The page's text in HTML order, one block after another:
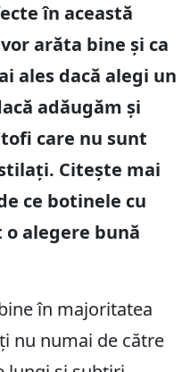
în această
arăta bine și ca
ales dacă alegi un
adăugăm și
care nu sunt
Citește mai
ce botinele cu
alegere bună
în majoritatea
nu numai de către